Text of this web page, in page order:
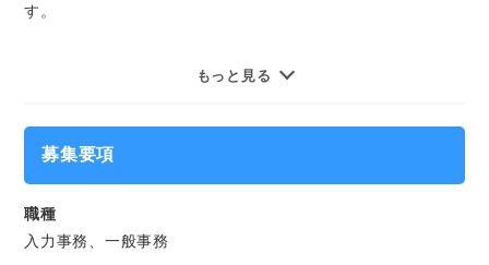
す。
社内生産分の入力、仕入・売上の入力および伝票発行、
もっと見る
募集要項
職種
入力事務、一般事務